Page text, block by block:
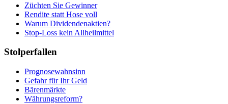
Züchten Sie Gewinner
Rendite statt Hose voll
Warum Dividendenaktien?
Stop-Loss kein Allheilmittel
Stolperfallen
Prognosewahnsinn
Gefahr für Ihr Geld
Bärenmärkte
Währungsreform?